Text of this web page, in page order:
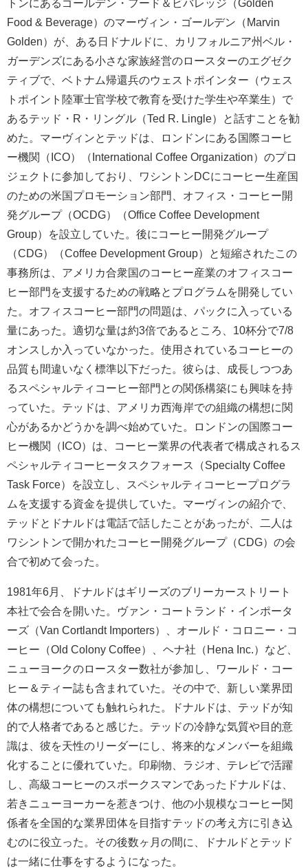
トンにあるゴールデン・フード＆ビバレッジ（Golden
Food & Beverage）のマーヴィン・ゴールデン（Marvin
Golden）が、ある日ドナルドに、カリフォルニア州ベル・
ガーデンズにある小さな家族経営のロースターのエグゼク
ティブで、ベトナム帰還兵のウェストポインター（ウェス
トポイント陸軍士官学校で教育を受けた学生や卒業生）で
あるテッド・R・リングル（Ted R. Lingle）と話すことを勧
めた。マーヴィンとテッドは、ロンドンにある国際コーヒ
ー機関（ICO）（International Coffee Organization）のプロ
ジェクトに参加しており、ワシントンDCにコーヒー生産国
のための米国プロモーション部門、オフィス・コーヒー開
発グループ（OCDG）（Office Coffee Development
Group）を設立していた。後にコーヒー開発グループ
（CDG）（Coffee Development Group）と短縮されたこの
事務所は、アメリカ合衆国のコーヒー産業のオフィスコー
ヒー部門を支援するための戦略とプログラムを開発してい
た。オフィスコーヒー部門の問題は、パックに入っている
量にあった。適切な量は約3倍であるところ、10杯分で7/8
オンスしか入っていなかった。使用されているコーヒーの
品質も間違いなく標準以下だった。彼らは、成長しつつあ
るスペシャルティコーヒー部門との関係構築にも興味を持
っていた。テッドは、アメリカ西海岸での組織の構想に関
心があるかどうかを調べ始めていた。ロンドンの国際コー
ヒー機関（ICO）は、コーヒー業界の代表者で構成されるス
ペシャルティコーヒータスクフォース（Specialty Coffee
Task Force）を設立し、スペシャルティコーヒープログラ
ムを支援する資金を提供していた。マーヴィンの紹介で、
テッドとドナルドは電話で話したことがあったが、二人は
ワシントンで開かれたコーヒー開発グループ（CDG）の会
合で初めて会った。
1981年6月、ドナルドはギリーズのブリーカーストリート
本社で会合を開いた。ヴァン・コートランド・インポータ
ーズ（Van Cortlandt Importers）、オールド・コロニー・コ
ーヒー（Old Colony Coffee）、ヘナ社（Hena Inc.）など、
ニューヨークのロースター数社が参加し、ワールド・コー
ヒー＆ティー誌も含まれていた。その中で、新しい業界団
体の構想についても触れられた。ドナルドは、テッドが知
的で人格者であると感じた。テッドの冷静な気質や目的意
識は、彼を天性のリーダーにし、将来的なメンバーを組織
化することに優れていた。印刷物、ラジオ、テレビで活躍
し、高級コーヒーのスポークスマンであったドナルドは、
若きニューヨーカーを惹きつけ、他の小規模なコーヒー関
係者を全国的な業界団体を目指すテッドの考え方に引き込
むのに役立った。その後数ヶ月の間に、ドナルドとテッド
は一緒に仕事をするようになった。